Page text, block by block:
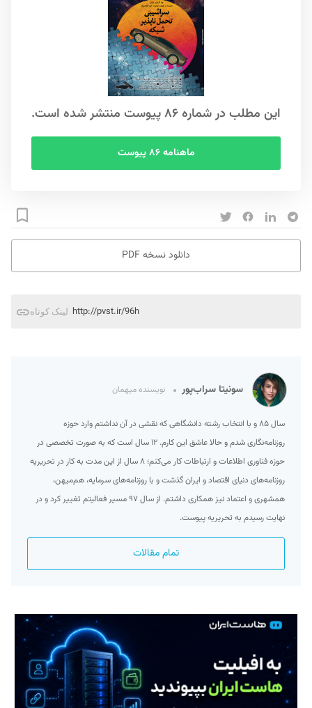
این مطلب در شماره ۸۶ پیوست منتشر شده است.
ماهنامه ۸۶ پیوست
دانلود نسخه PDF
لینک کوتاه http://pvst.ir/96h
سونیتا سراب‌پور نویسنده میهمان
سال ۸۵ و با انتخاب رشته‌ دانشگاهی که نقشی در آن نداشتم وارد حوزه
روزنامه‌نگاری شدم و حالا عاشق این کارم. ۱۲ سال است که به صورت تخصصی در
حوزه فناوری اطلاعات و ارتباطات کار می‌کنم؛ ۸ سال از این مدت به کار در تحریریه
روزنامه‌های دنیای اقتصاد و ایران گذشت و با روزنامه‌های سرمایه، هم‌میهن،
همشهری و اعتماد نیز همکاری داشتم. از سال ۹۷ مسیر فعالیتم تغییر کرد و در
نهایت رسیدم به تحریریه پیوست.
تمام مقالات